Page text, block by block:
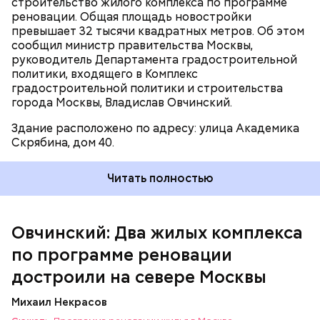
реновации. Общая площадь новостройки
превышает 32 тысячи квадратных метров. Об этом
сообщил министр правительства Москвы,
руководитель Департамента градостроительной
политики, входящего в Комплекс
градостроительной политики и строительства
города Москвы, Владислав Овчинский.
Здание расположено по адресу: улица Академика
Скрябина, дом 40.
парк «Кузьминки-Люблино», — приводит слова
Овчинского пресс-служба Департамента
градостроительной политики города Москвы.
Читать полностью
Овчинский: Два жилых комплекса
по программе реновации
достроили на севере Москвы
Михаил Некрасов